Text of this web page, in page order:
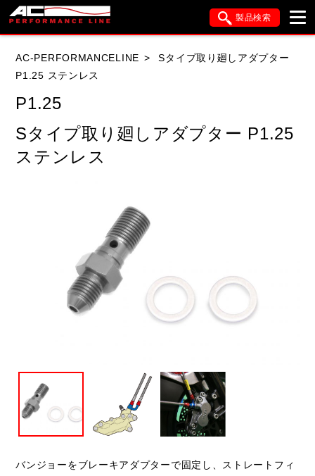
製品検索
車種検索
HONDA YAMAHA SUZUKI
KAWASAKI
AC-PERFORMANCELINE
Sタイプ取り廻しアダプター
P1.25 ステンレス
P1.25
Sタイプ取り廻しアダプター P1.25
ステンレス
バンジョーをブレーキアダプターで固定し、ストレートフィ